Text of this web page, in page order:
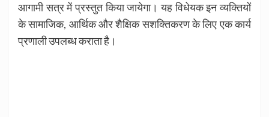
आगामी सत्र में प्रस्तुत किया जायेगा। यह विधेयक इन व्यक्तियों
के सामाजिक, आर्थिक और शैक्षिक सशक्तिकरण के लिए एक कार्य
प्रणाली उपलब्ध कराता है।